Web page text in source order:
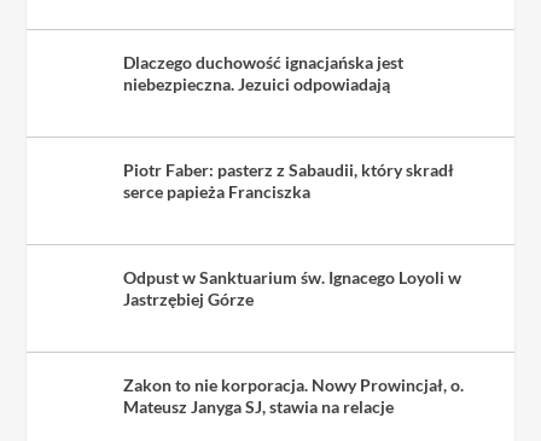
Dlaczego duchowość ignacjańska jest
niebezpieczna. Jezuici odpowiadają
Piotr Faber: pasterz z Sabaudii, który skradł
serce papieża Franciszka
Odpust w Sanktuarium św. Ignacego Loyoli w
Jastrzębiej Górze
Zakon to nie korporacja. Nowy Prowincjał, o.
Mateusz Janyga SJ, stawia na relacje